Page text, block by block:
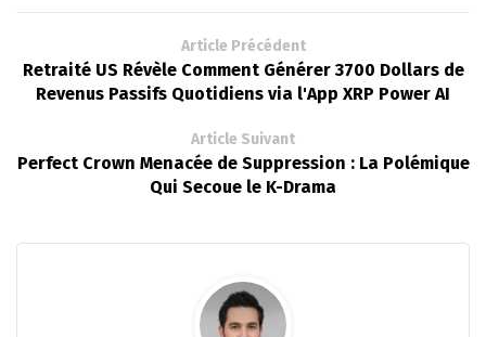
Article Précédent
Retraité US Révèle Comment Générer 3700 Dollars de
Revenus Passifs Quotidiens via l'App XRP Power AI
Article Suivant
Perfect Crown Menacée de Suppression : La Polémique
Qui Secoue le K-Drama